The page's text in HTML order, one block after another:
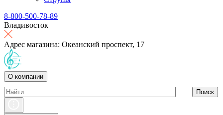
8-800-500-78-89
Владивосток
Адрес магазина: Океанский проспект, 17
О компании
Поиск